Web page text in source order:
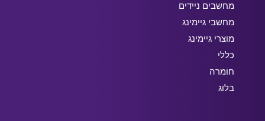
מחשבים ניידים
מחשבי גיימינג
מוצרי גיימינג
כללי
חומרה
בלוג